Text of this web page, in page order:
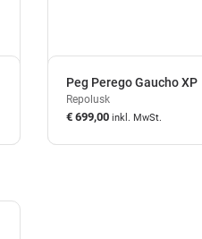
Peg Perego Gaucho XP
Repolusk
€ 699,00 inkl. MwSt.